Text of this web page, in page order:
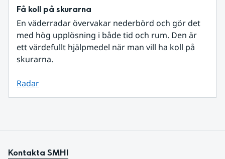
Få koll på skurarna
En väderradar övervakar nederbörd och gör det
med hög upplösning i både tid och rum. Den är
ett värdefullt hjälpmedel när man vill ha koll på
skurarna.
Radar
Kontakta SMHI